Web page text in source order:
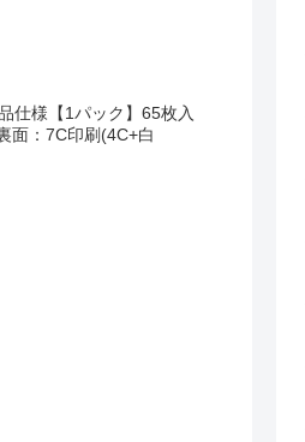
仕様【1パック】65枚入
面：7C印刷(4C+白